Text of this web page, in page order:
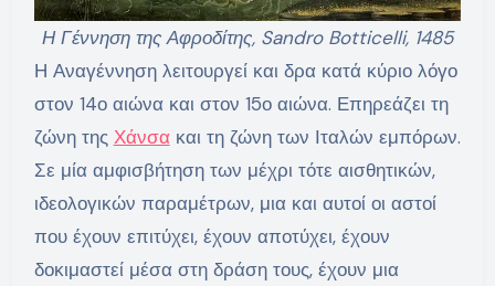
Η Γέννηση της Αφροδίτης, Sandro Botticelli, 1485
Η Αναγέννηση λειτουργεί και δρα κατά κύριο λόγο
στον 14ο αιώνα και στον 15ο αιώνα. Επηρεάζει τη
ζώνη της Χάνσακαι τη ζώνη των Ιταλών εμπόρων.
Σε μία αμφισβήτηση των μέχρι τότε αισθητικών,
ιδεολογικών παραμέτρων, μια και αυτοί οι αστοί
που έχουν επιτύχει, έχουν αποτύχει, έχουν
δοκιμαστεί μέσα στη δράση τους, έχουν μια